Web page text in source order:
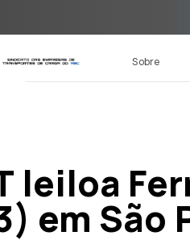
Sobre
leiloa
em São